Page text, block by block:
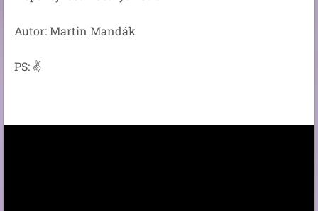
Autor: Martin Mandák
PS: ✌️